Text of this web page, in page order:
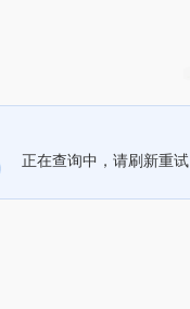
正在查询中，请刷新重试